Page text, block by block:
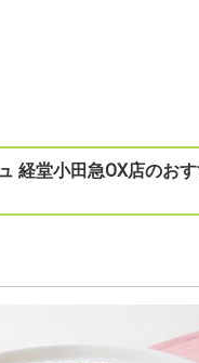
経堂小田急OX店のお